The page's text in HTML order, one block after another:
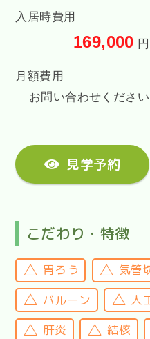
入居時費用
169,000 円
月額費用
お問い合わせください
見学予約
こだわり・特徴
胃ろう 気管
バルーン
人
肝炎
結核